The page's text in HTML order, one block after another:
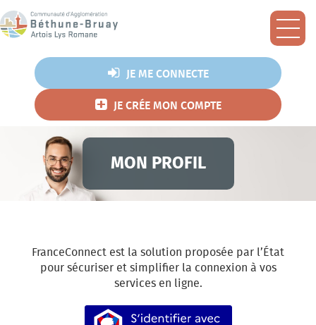
Les démarches
Foire aux Questions
Agglo Mobile
Assainissement
Collecte des déchets
Eau potable
L'Agglo recrute
JE ME CONNECTE
JE CRÉE MON COMPTE
MON PROFIL
FranceConnect est la solution proposée par l’État
pour sécuriser et simplifier la connexion à vos
services en ligne.
S’identifier avec